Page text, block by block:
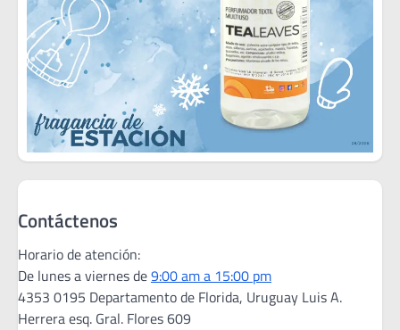
Contáctenos
Horario de atención:
De lunes a viernes de9:00 am a 15:00 pm
4353 0195 Departamento de Florida, Uruguay Luis A.
Herrera esq. Gral. Flores 609